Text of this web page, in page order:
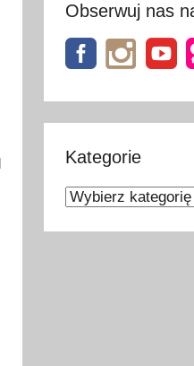
Obserwuj nas
Kategorie
Kategorie